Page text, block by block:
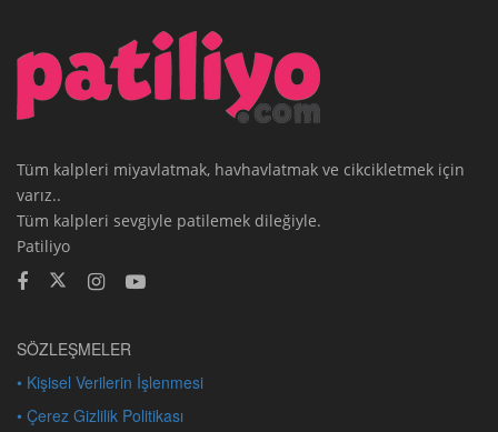
Tüm kalpleri miyavlatmak, havhavlatmak ve cikcikletmek için
varız..
Tüm kalpleri sevgiyle patilemek dileğiyle.
Patiliyo
SÖZLEŞMELER
• Kişisel Verilerin İşlenmesi
• Çerez Gizlilik Politikası